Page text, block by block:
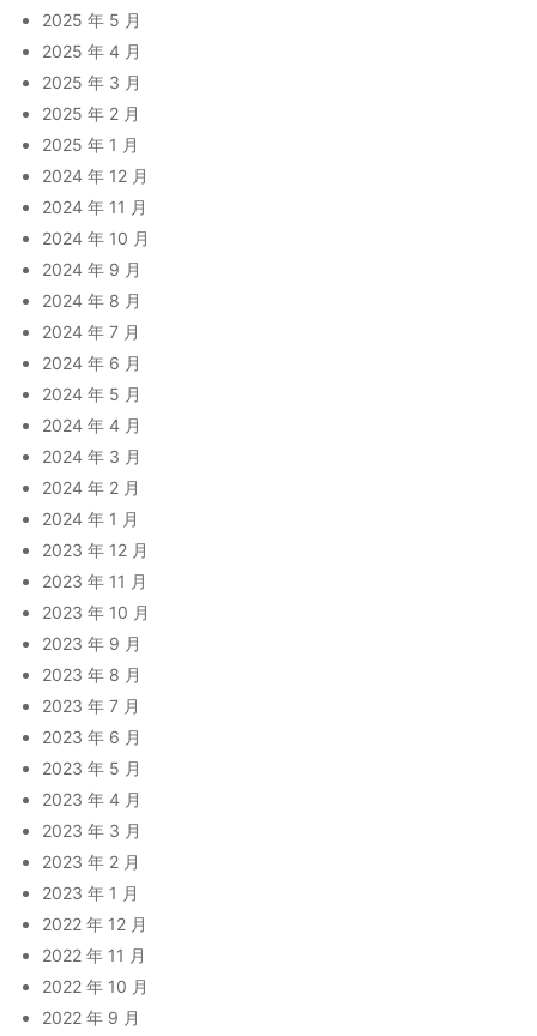
2025 年 5 月
2025 年 4 月
2025 年 3 月
2025 年 2 月
2025 年 1 月
2024 年 12 月
2024 年 11 月
2024 年 10 月
2024 年 9 月
2024 年 8 月
2024 年 7 月
2024 年 6 月
2024 年 5 月
2024 年 4 月
2024 年 3 月
2024 年 2 月
2024 年 1 月
2023 年 12 月
2023 年 11 月
2023 年 10 月
2023 年 9 月
2023 年 8 月
2023 年 7 月
2023 年 6 月
2023 年 5 月
2023 年 4 月
2023 年 3 月
2023 年 2 月
2023 年 1 月
2022 年 12 月
2022 年 11 月
2022 年 10 月
2022 年 9 月